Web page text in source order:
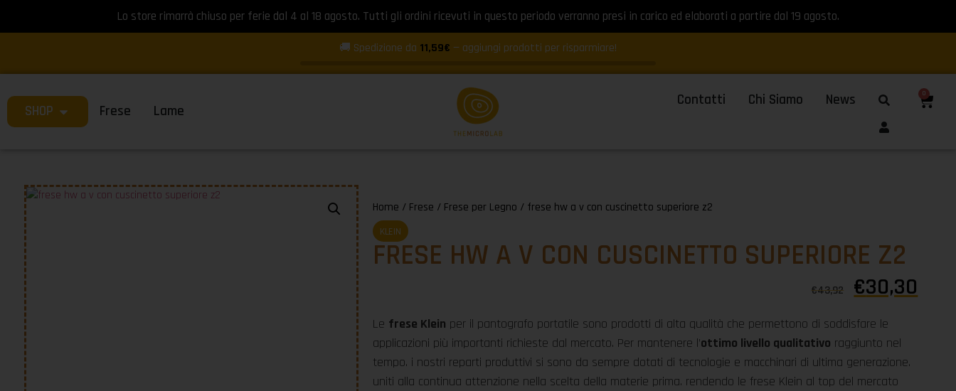
Lo store rimarrà chiuso per ferie dal 4 al 18 agosto. Tutti gli ordini ricevuti in questo periodo verranno presi in carico ed elaborati a partire dal 19 agosto.
🚚 Spedizione da 11,59€ — aggiungi prodotti per risparmiare!
SHOP Frese Lame
Contatti Chi Siamo News 0
Home / Frese / Frese per Legno / frese hw a v con cuscinetto superiore z2
KLEIN
FRESE HW A V CON CUSCINETTO SUPERIORE Z2
€43,92 €30,30
Le frese Klein per il pantografo portatile sono prodotti di alta qualità che permettono di soddisfare le
applicazioni più importanti richieste dal mercato. Per mantenere l’ottimo livello qualitativo raggiunto nel
tempo. i nostri reparti produttivi si sono da sempre dotati di tecnologie e macchinari di ultima generazione.
uniti alla continua attenzione nella scelta della materie prima. rendendo le frese Klein al top del mercato